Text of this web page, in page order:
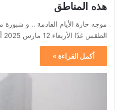
هذه المناطق
موجه حارة الأيام القادمة .. و شبورة
الطقس غدًا الأربعاء 12 مارس 2025 أعلنت الهيئة…
أكمل القراءة »